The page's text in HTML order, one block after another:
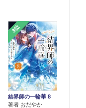
3位
結界師の一輪華 8
著者 おだやか